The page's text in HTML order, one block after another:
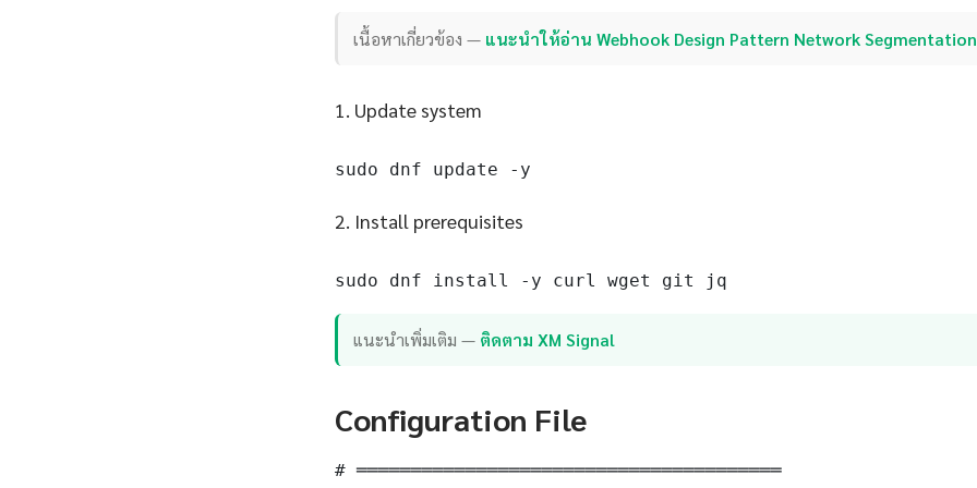
เนื้อหาเกี่ยวข้อง — แนะนำให้อ่าน Webhook Design Pattern Network Segmentation
1. Update system
sudo dnf update -y
2. Install prerequisites
sudo dnf install -y curl wget git jq
แนะนำเพิ่มเติม — ติดตาม XM Signal
Configuration File
# ═══════════════════════════════════════